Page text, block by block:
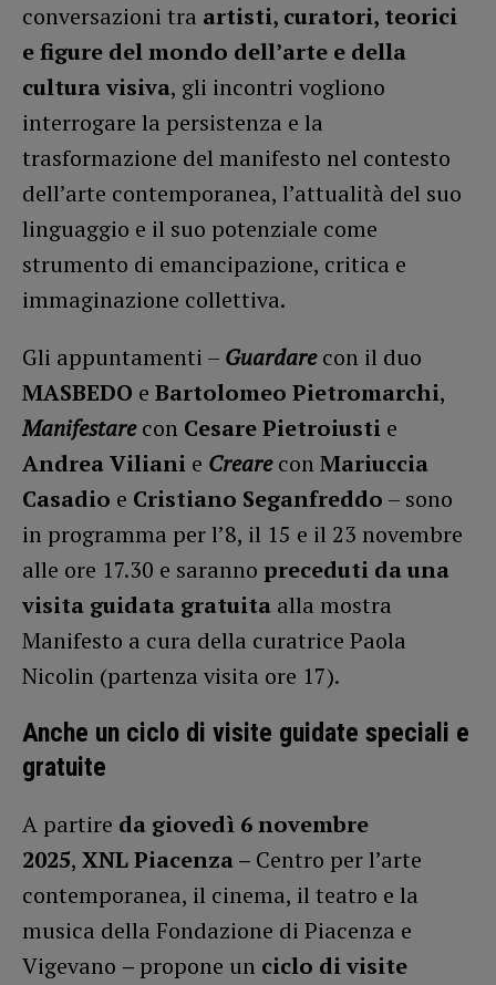
conversazioni tra artisti, curatori, teorici
e figure del mondo dell’arte e della
cultura visiva, gli incontri vogliono
interrogare la persistenza e la
trasformazione del manifesto nel contesto
dell’arte contemporanea, l’attualità del suo
linguaggio e il suo potenziale come
strumento di emancipazione, critica e
immaginazione collettiva.
Gli appuntamenti – Guardarecon il duo
MASBEDO e Bartolomeo Pietromarchi,
Manifestarecon Cesare Pietroiusti e
Andrea Viliani e CreareconMariuccia
Casadio e Cristiano Seganfreddo – sono
in programma per l’8, il 15 e il 23 novembre
alle ore 17.30 e saranno preceduti da una
visita guidata gratuita alla mostra
Manifesto a cura della curatrice Paola
Nicolin (partenza visita ore 17).
Anche un ciclo di visite guidate speciali e
gratuite
A partire da giovedì 6 novembre
2025, XNL Piacenza – Centro per l’arte
contemporanea, il cinema, il teatro e la
musica della Fondazione di Piacenza e
Vigevano – propone un ciclo di visite